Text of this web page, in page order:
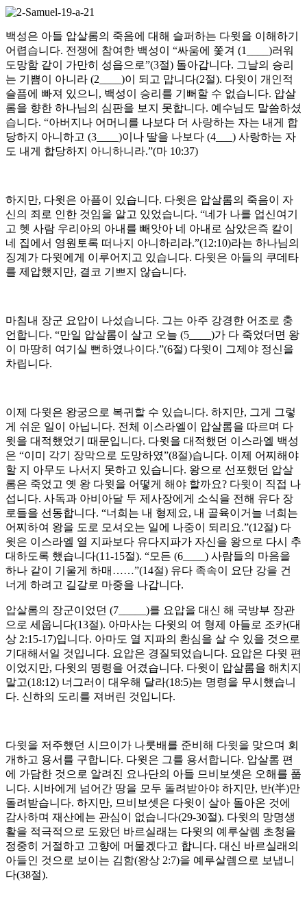
백성은 아들 압살롬의 죽음에 대해 슬퍼하는 다윗을 이해하기
어렵습니다. 전쟁에 참여한 백성이 “싸움에 쫓겨 (1____)러워
도망함 같이 가만히 성읍으로”(3절) 돌아갑니다. 그날의 승리
는 기쁨이 아니라 (2____)이 되고 맙니다(2절). 다윗이 개인적
슬픔에 빠져 있으니, 백성이 승리를 기뻐할 수 없습니다. 압살
롬을 향한 하나님의 심판을 보지 못합니다. 예수님도 말씀하셨
습니다. “아버지나 어머니를 나보다 더 사랑하는 자는 내게 합
당하지 아니하고 (3____)이나 딸을 나보다 (4___) 사랑하는 자
도 내게 합당하지 아니하니라.”(마 10:37)
하지만, 다윗은 아픔이 있습니다. 다윗은 압살롬의 죽음이 자
신의 죄로 인한 것임을 알고 있었습니다. “네가 나를 업신여기
고 헷 사람 우리아의 아내를 빼앗아 네 아내로 삼았은즉 칼이
네 집에서 영원토록 떠나지 아니하리라.”(12:10)라는 하나님의
징계가 다윗에게 이루어지고 있습니다. 다윗은 아들의 쿠데타
를 제압했지만, 결코 기쁘지 않습니다.
마침내 장군 요압이 나섰습니다. 그는 아주 강경한 어조로 충
언합니다. “만일 압살롬이 살고 오늘 (5____)가 다 죽었더면 왕
이 마땅히 여기실 뻔하였나이다.”(6절) 다윗이 그제야 정신을
차립니다.
이제 다윗은 왕궁으로 복귀할 수 있습니다. 하지만, 그게 그렇
게 쉬운 일이 아닙니다. 전체 이스라엘이 압살롬을 따르며 다
윗을 대적했었기 때문입니다. 다윗을 대적했던 이스라엘 백성
은 “이미 각기 장막으로 도망하였”(8절)습니다. 이제 어찌해야
할 지 아무도 나서지 못하고 있습니다. 왕으로 선포했던 압살
롬은 죽었고 옛 왕 다윗을 어떻게 해야 할까요? 다윗이 직접 나
섭니다. 사독과 아비아달 두 제사장에게 소식을 전해 유다 장
로들을 선동합니다. “너희는 내 형제요, 내 골육이거늘 너희는
어찌하여 왕을 도로 모셔오는 일에 나중이 되리요.”(12절) 다
윗은 이스라엘 열 지파보다 유다지파가 자신을 왕으로 다시 추
대하도록 했습니다(11-15절). “모든 (6____) 사람들의 마음을
하나 같이 기울게 하매……”(14절) 유다 족속이 요단 강을 건
너게 하려고 길갈로 마중을 나갑니다.
압살롬의 장군이었던 (7_____)를 요압을 대신 해 국방부 장관
으로 세웁니다(13절). 아마사는 다윗의 여 형제 아들로 조카(대
상 2:15-17)입니다. 아마도 열 지파의 환심을 살 수 있을 것으로
기대해서일 것입니다. 요압은 경질되었습니다. 요압은 다윗 편
이었지만, 다윗의 명령을 어겼습니다. 다윗이 압살롬을 해치지
말고(18:12) 너그러이 대우해 달라(18:5)는 명령을 무시했습니
다. 신하의 도리를 져버린 것입니다.
다윗을 저주했던 시므이가 나룻배를 준비해 다윗을 맞으며 회
개하고 용서를 구합니다. 다윗은 그를 용서합니다. 압살롬 편
에 가담한 것으로 알려진 요나단의 아들 므비보셋은 오해를 풉
니다. 시바에게 넘어간 땅을 모두 돌려받아야 하지만, 반(半)만
돌려받습니다. 하지만, 므비보셋은 다윗이 살아 돌아온 것에
감사하며 재산에는 관심이 없습니다(29-30절). 다윗의 망명생
활을 적극적으로 도왔던 바르실래는 다윗의 예루살렘 초청을
정중히 거절하고 고향에 머물겠다고 합니다. 대신 바르실래의
아들인 것으로 보이는 김함(왕상 2:7)을 예루살렘으로 보냅니
다(38절).